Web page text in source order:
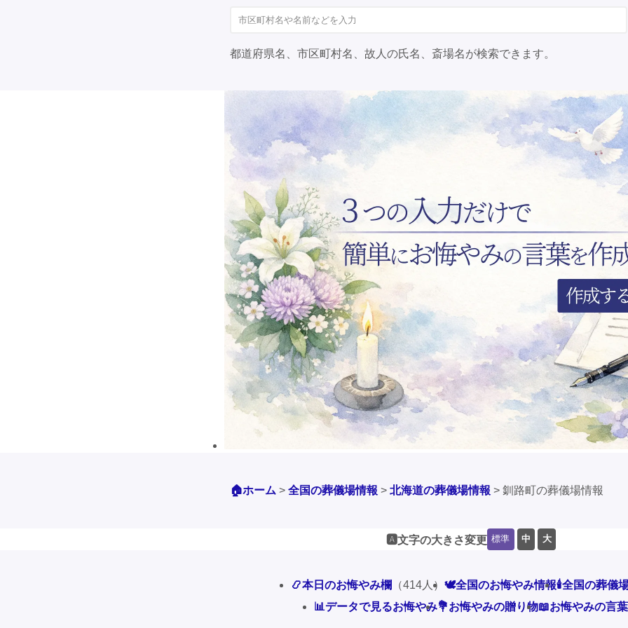
都道府県名、市区町村名、故人の氏名、斎場名が検索できます。
🏠ホーム > 全国の葬儀場情報 > 北海道の葬儀場情報 > 釧路町の葬儀場情報
🅰️文字の大きさ変更 標準 中 大
📿本日のお悔やみ欄 （414人） 🕊️全国のお悔やみ情報🕯️全国の葬儀
📊データで見るお悔やみ💐お悔やみの贈り物📖お悔やみの言葉